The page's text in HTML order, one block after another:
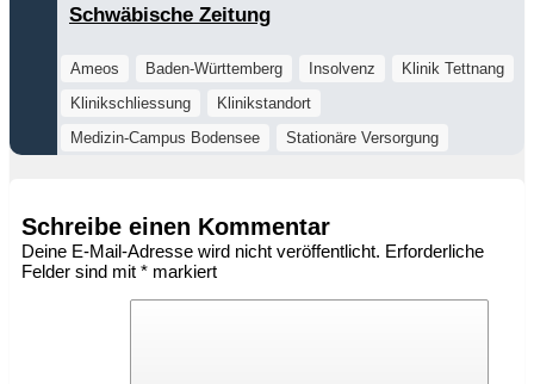
Schwäbische Zeitung
Ameos Baden-Württemberg Insolvenz
Klinik Tettnang
Klinikschliessung
Klinikstandort
Medizin-Campus Bodensee
Stationäre Versorgung
Schreibe einen Kommentar
Deine E-Mail-Adresse wird nicht veröffentlicht. Erforderliche
Felder sind mit * markiert